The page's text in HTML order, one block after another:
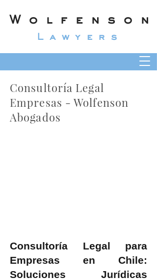
Wolfenson
Lawyers
Consultoría Legal
Empresas - Wolfenson
Abogados
Consultoría Legal para
Empresas en Chile:
Soluciones Jurídicas